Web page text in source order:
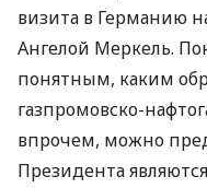
визита в Германию
Ангелой Меркель.
понятным, каким
газпромовско-
впрочем, можно
Президента